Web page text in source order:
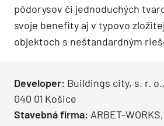
pôdorysov či jednoduchých
svoje benefity aj v typovo
objektoch s neštandardným
Developer: Buildings city, s. r.
040 01 Košice
Stavebná firma: ARBET-